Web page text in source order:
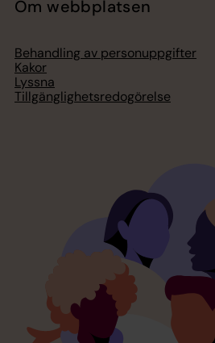
Om webbplatsen
Behandling av personuppgifter
Kakor
Lyssna
Tillgänglighetsredogörelse